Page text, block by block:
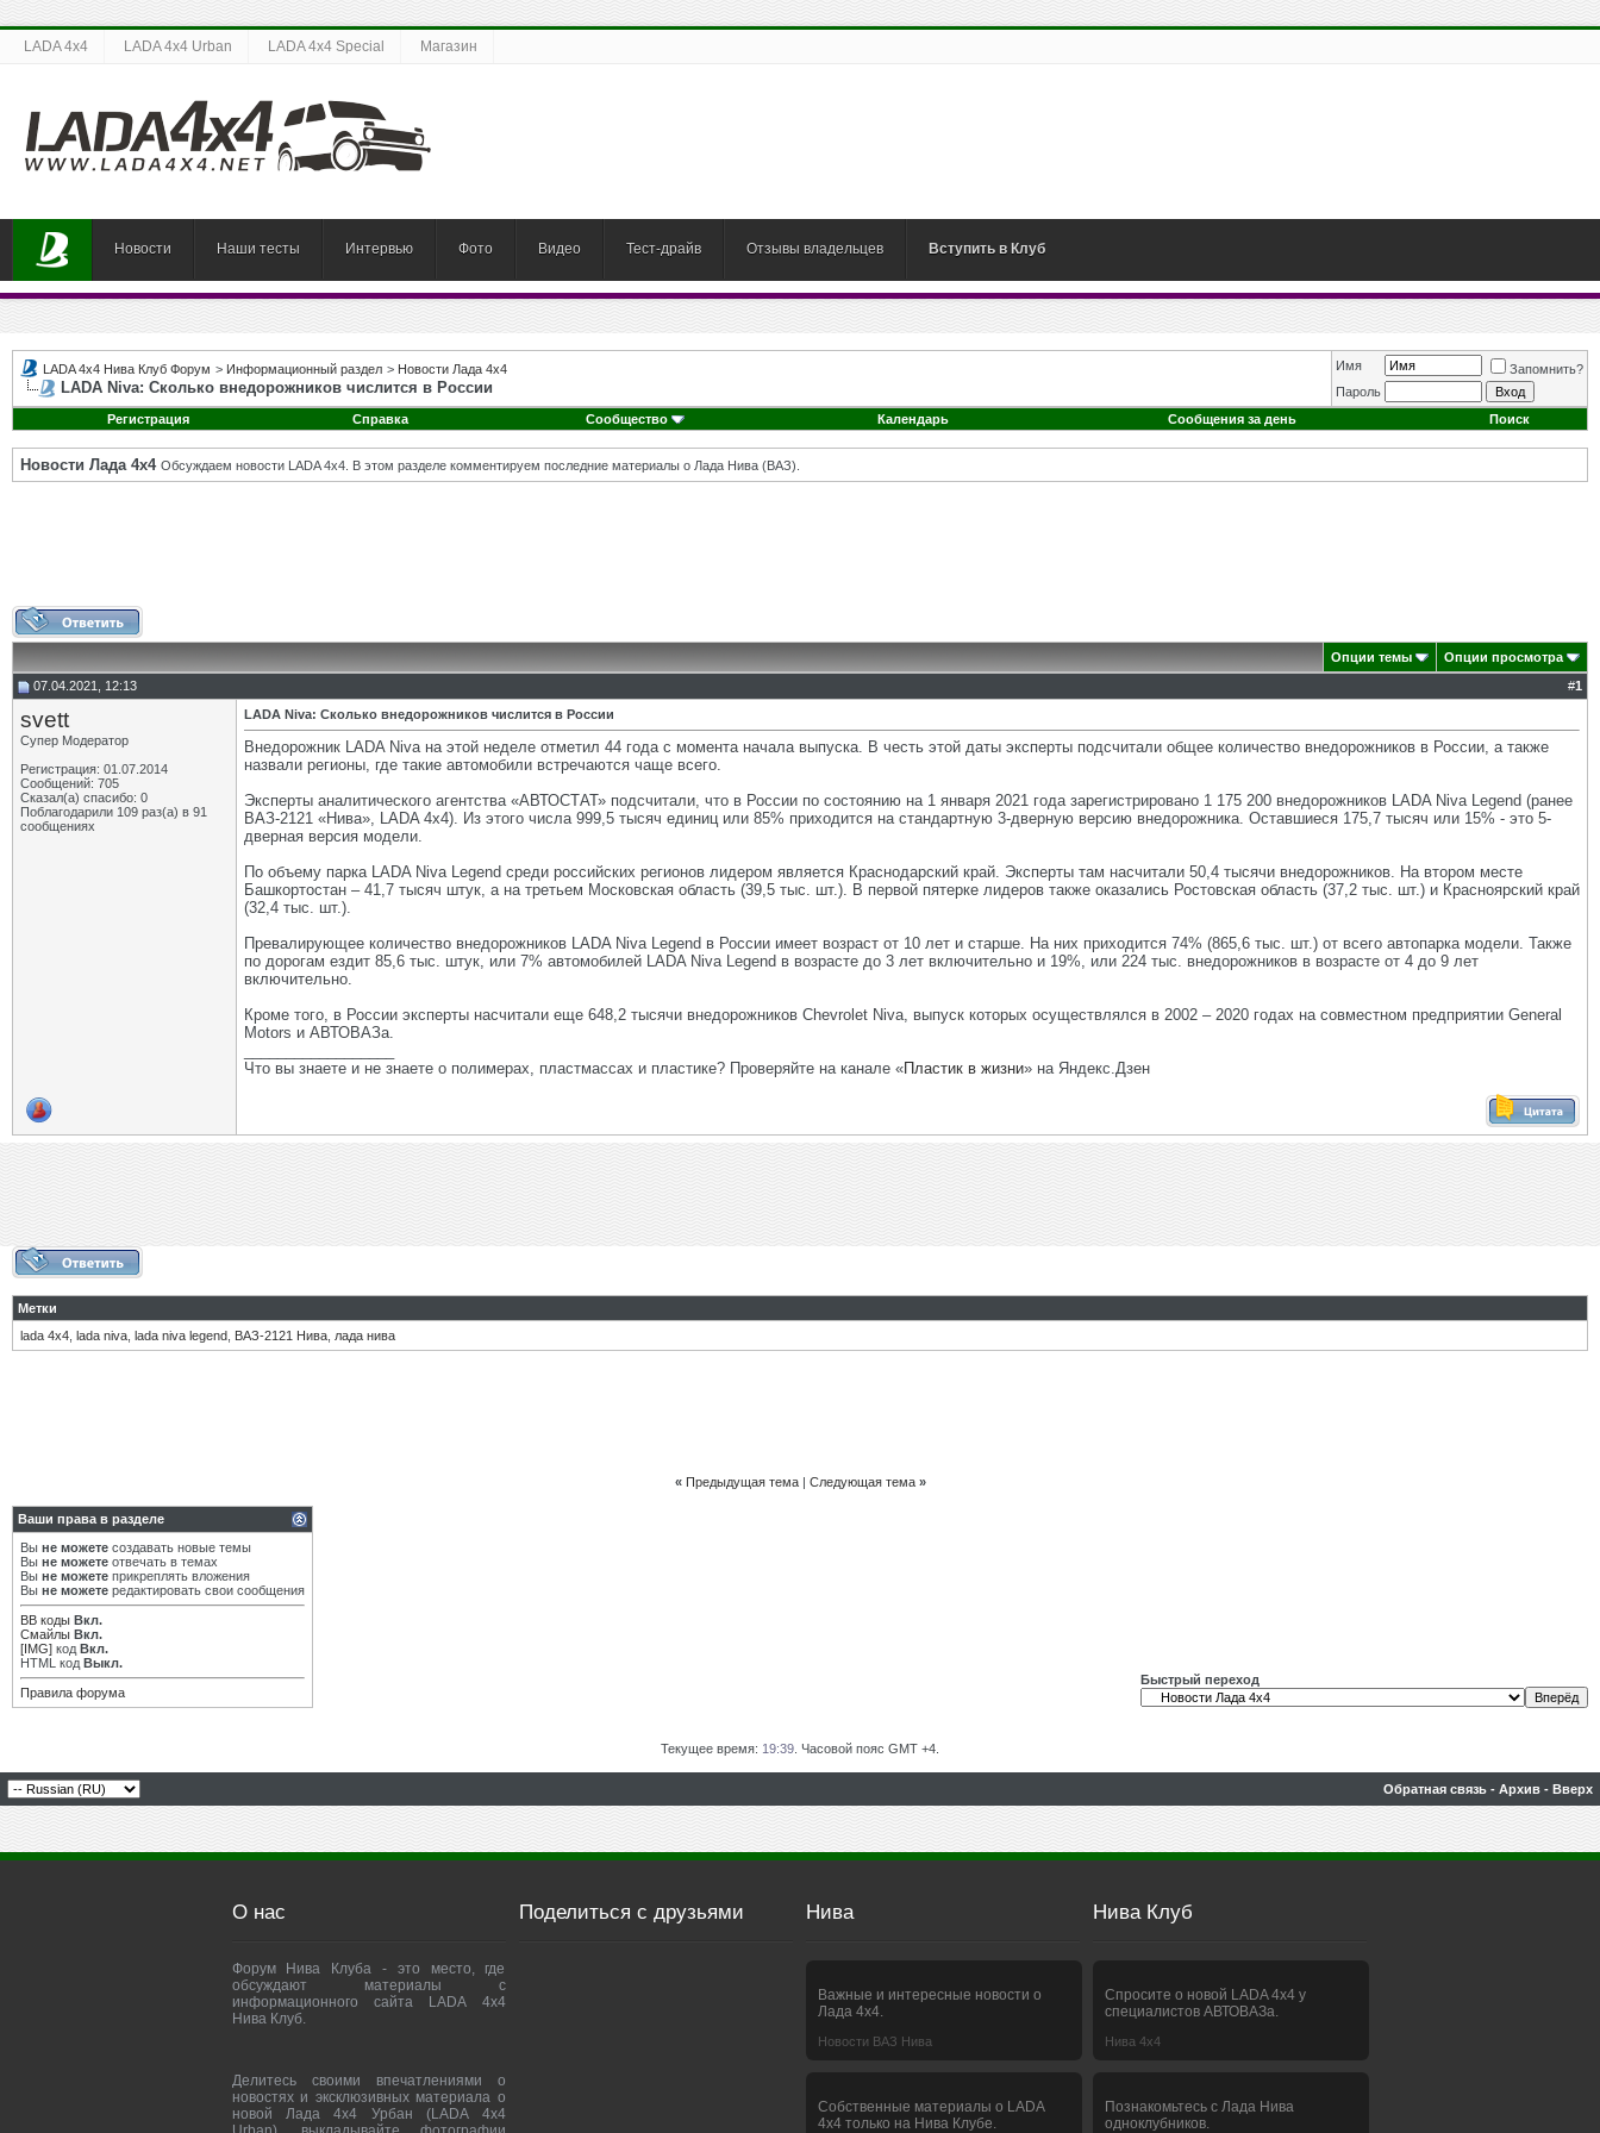
LADA 4x4 LADA 4x4 Urban LADA 4x4 Special Магазин
Новости Наши тесты Интервью Фото Видео Тест-драйв Отзывы владельцев Вступить в Клуб
LADA 4x4 Нива Клуб Форум > Информационный раздел > Новости Лада 4х4
LADA Niva: Сколько внедорожников числится в России
Имя
Запомнить?
Пароль
Регистрация
Справка Сообщество Календарь Сообщения за день Поиск
Новости Лада 4х4 Обсуждаем новости LADA 4x4. В этом разделе комментируем последние материалы о Лада Нива (ВАЗ).
Опции темы
Опции просмотра
07.04.2021, 12:13
#1
svett
Супер Модератор
Регистрация: 01.07.2014
Сообщений: 705
Сказал(а) спасибо: 0
Поблагодарили 109 раз(а) в 91
сообщениях
LADA Niva: Сколько внедорожников числится в России
Внедорожник LADA Niva на этой неделе отметил 44 года с момента начала выпуска. В честь этой даты эксперты подсчитали общее количество внедорожников в России, а также
назвали регионы, где такие автомобили встречаются чаще всего.
Эксперты аналитического агентства «АВТОСТАТ» подсчитали, что в России по состоянию на 1 января 2021 года зарегистрировано 1 175 200 внедорожников LADA Niva Legend (ранее
ВАЗ-2121 «Нива», LADA 4x4). Из этого числа 999,5 тысяч единиц или 85% приходится на стандартную 3-дверную версию внедорожника. Оставшиеся 175,7 тысяч или 15% - это 5-
дверная версия модели.
По объему парка LADA Niva Legend среди российских регионов лидером является Краснодарский край. Эксперты там насчитали 50,4 тысячи внедорожников. На втором месте
Башкортостан – 41,7 тысяч штук, а на третьем Московская область (39,5 тыс. шт.). В первой пятерке лидеров также оказались Ростовская область (37,2 тыс. шт.) и Красноярский край
(32,4 тыс. шт.).
Превалирующее количество внедорожников LADA Niva Legend в России имеет возраст от 10 лет и старше. На них приходится 74% (865,6 тыс. шт.) от всего автопарка модели. Также
по дорогам ездит 85,6 тыс. штук, или 7% автомобилей LADA Niva Legend в возрасте до 3 лет включительно и 19%, или 224 тыс. внедорожников в возрасте от 4 до 9 лет
включительно.
Кроме того, в России эксперты насчитали еще 648,2 тысячи внедорожников Chevrolet Niva, выпуск которых осуществлялся в 2002 – 2020 годах на совместном предприятии General
Motors и АВТОВАЗа.
Что вы знаете и не знаете о полимерах, пластмассах и пластике? Проверяйте на канале «Пластик в жизни» на Яндекс.Дзен
Метки
lada 4x4 lada niva lada niva legend ВАЗ-2121 Нива лада нива
« Предыдущая тема| Следующая тема »
Ваши права в разделе
Вы не можете создавать новые темы
Вы не можете отвечать в темах
Вы не можете прикреплять вложения
Вы не можете редактировать свои сообщения
BB коды Вкл.
Смайлы Вкл.
[IMG] код Вкл.
HTML код Выкл.
Правила форума
Быстрый переход
Текущее время: 19:39 . Часовой пояс GMT +4.
Обратная связь - Архив - Вверх
О нас
Форум Нива Клуба - это место, где
обсуждают материалы с
информационного сайта LADA 4x4
Нива Клуб.
Делитесь своими впечатлениями о
новостях и эксклюзивных материала о
новой Лада 4х4 Урбан (LADA 4x4
Поделиться с друзьями Нива
Важные и интересные новости о
Лада 4х4.
Новости ВАЗ Нива
Собственные материалы о LADA
4x4 только на Нива Клубе.
Нива Клуб
Спросите о новой LADA 4x4 у
специалистов АВТОВАЗа.
Нива 4х4
Познакомьтесь с Лада Нива
одноклубников.